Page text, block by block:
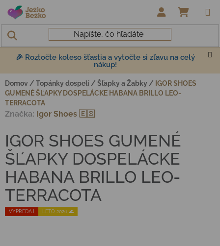
Prejsť na obsah
🎉 Roztočte koleso šťastia a vytočte si zľavu na celý
nákup!
Domov / Topánky dospelí / Šľapky a Žabky / IGOR SHOES
GUMENÉ ŠĽAPKY DOSPELÁCKE HABANA BRILLO LEO-
TERRACOTA
VÝPREDAJ LETO 2026 🌊
IGOR SHOES GUMENÉ
ŠĽAPKY DOSPELÁCKE
HABANA BRILLO LEO-
TERRACOTA
Značka: Igor Shoes 🇪🇸